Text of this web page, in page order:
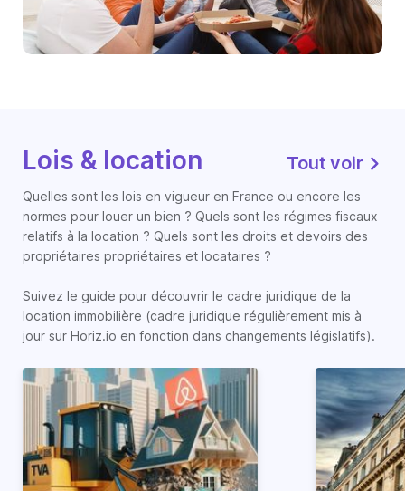
Lois & location Tout voir
Quelles sont les lois en vigueur en France ou encore les
normes pour louer un bien ? Quels sont les régimes fiscaux
relatifs à la location ? Quels sont les droits et devoirs des
propriétaires propriétaires et locataires ?
Suivez le guide pour découvrir le cadre juridique de la
location immobilière (cadre juridique régulièrement mis à
jour sur Horiz.io en fonction dans changements législatifs).